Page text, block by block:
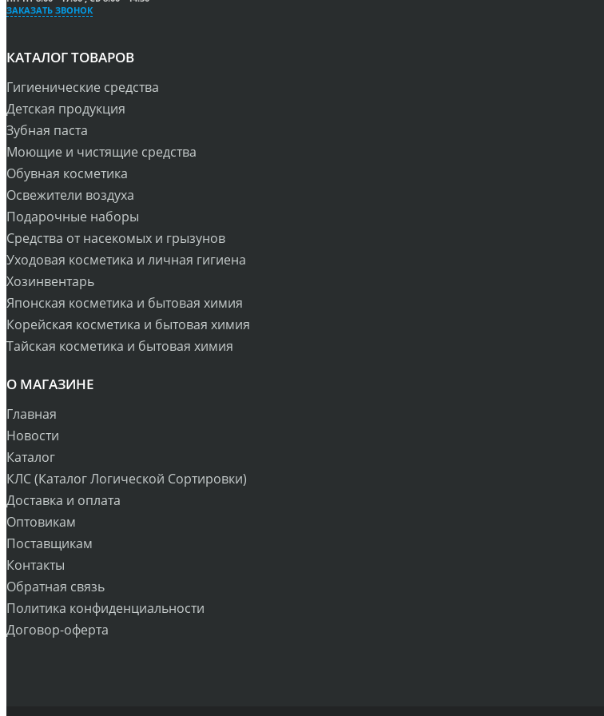
ЗАКАЗАТЬ ЗВОНОК
КАТАЛОГ ТОВАРОВ
Гигиенические средства
Детская продукция
Зубная паста
Моющие и чистящие средства
Обувная косметика
Освежители воздуха
Подарочные наборы
Средства от насекомых и грызунов
Уходовая косметика и личная гигиена
Хозинвентарь
Японская косметика и бытовая химия
Корейская косметика и бытовая химия
Тайская косметика и бытовая химия
О МАГАЗИНЕ
Главная
Новости
Каталог
КЛС (Каталог Логической Сортировки)
Доставка и оплата
Оптовикам
Поставщикам
Контакты
Обратная связь
Политика конфиденциальности
Договор-оферта